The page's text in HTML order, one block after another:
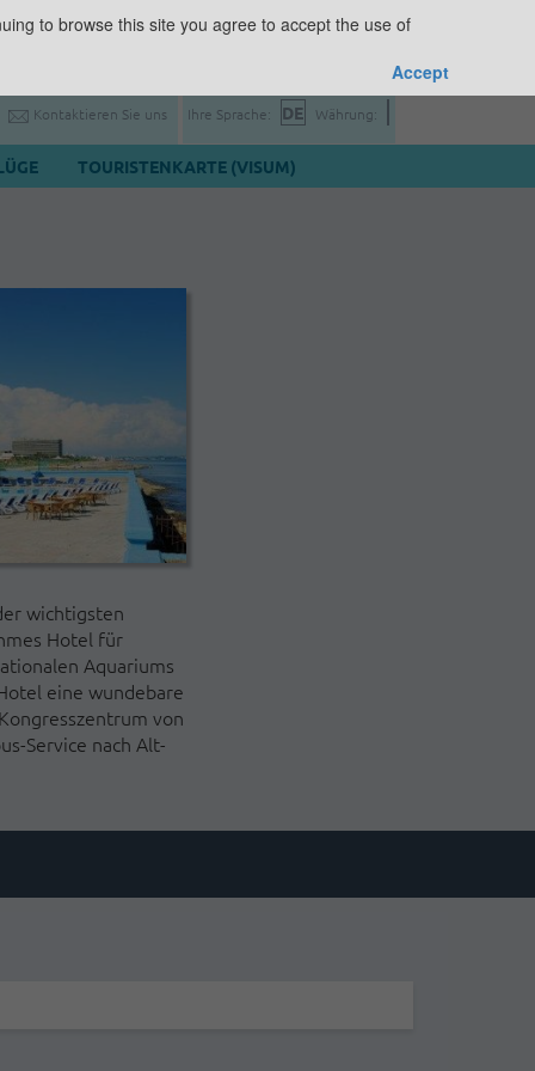
Kontaktieren Sie uns Ihre Sprache: Währung:
TOURISTENKARTE (VISUM)
wichtigsten
Hotel für
Aquariums
eine wundebare
von
Service nach Alt-
to browse this site you agree to accept the use of
Accept